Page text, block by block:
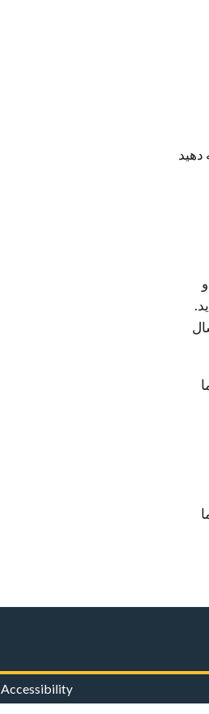
دهید
Accessibility